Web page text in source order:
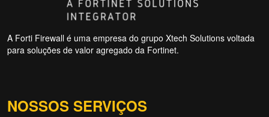
A Forti Firewall é uma empresa do grupo Xtech Solutions voltada
para soluções de valor agregado da Fortinet.
NOSSOS SERVIÇOS